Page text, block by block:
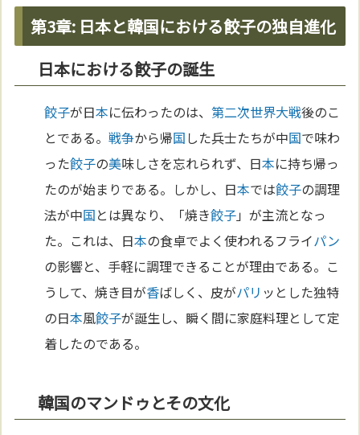
第3章: 日本と韓国における餃子の独自進化
日本における餃子の誕生
餃子が日本に伝わったのは、第二次世界大戦後のこ
とである。戦争から帰国した兵士たちが中国で味わ
った餃子の美味しさを忘れられず、日本に持ち帰っ
たのが始まりである。しかし、日本では餃子の調理
法が中国とは異なり、「焼き餃子」が主流となっ
た。これは、日本の食卓でよく使われるフライパン
の影響と、手軽に調理できることが理由である。こ
うして、焼き目が香ばしく、皮がパリ ッとした独特
の日本風餃子が誕生し、瞬く間に家庭料理として定
着したのである。
韓国のマンドゥとその文化